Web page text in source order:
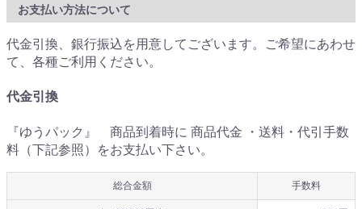
お支払い方法について
代金引換、銀行振込を用意してございます。ご希望にあわせ
て、各種ご利用ください。
代金引換
『ゆうパック』 商品到着時に 商品代金 ・送料・代引手数
料（下記参照）をお支払い下さい。
総合金額 手数料